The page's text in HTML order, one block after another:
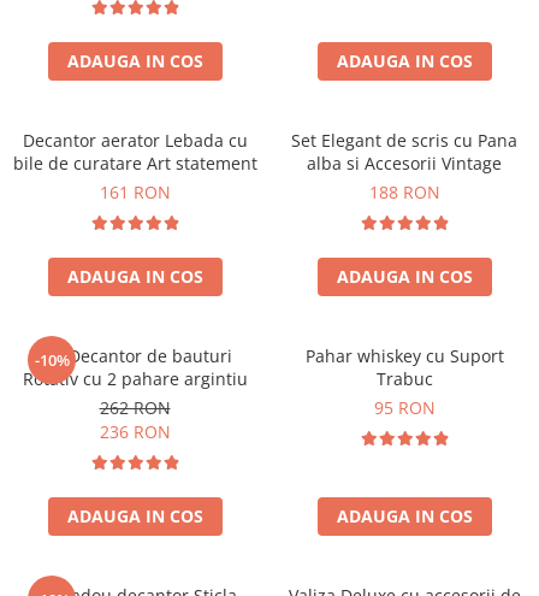
ADAUGA IN COS ADAUGA IN COS
Decantor aerator Lebada cu
bile de curatare Art statement
161 RON
ADAUGA IN COS
Set Elegant de scris cu Pana
alba si Accesorii Vintage
188 RON
ADAUGA IN COS
-10%
Set Decantor de bauturi
Rotativ cu 2 pahare argintiu
262 RON
236 RON
ADAUGA IN COS
Pahar whiskey cu Suport
Trabuc
95 RON
ADAUGA IN COS